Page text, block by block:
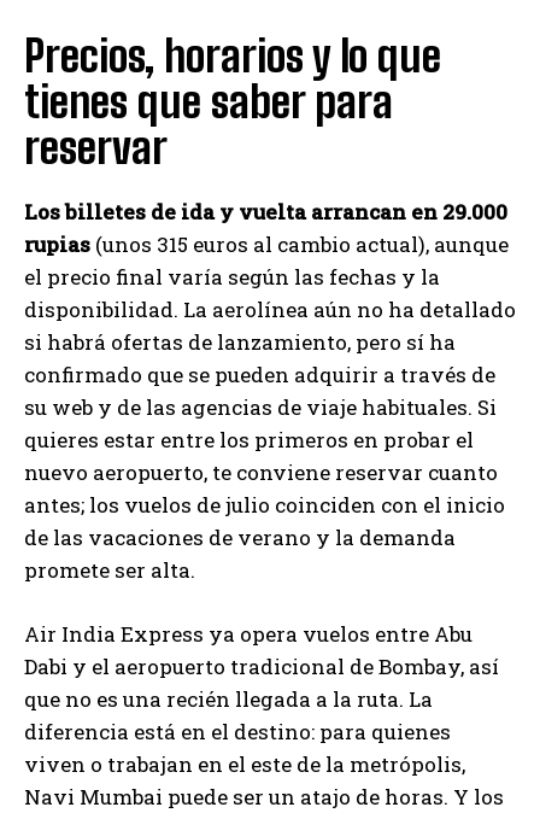
Precios, horarios y lo que
tienes que saber para
reservar
Los billetes de ida y vuelta arrancan en 29.000
rupias (unos 315 euros al cambio actual), aunque
el precio final varía según las fechas y la
disponibilidad. La aerolínea aún no ha detallado
si habrá ofertas de lanzamiento, pero sí ha
confirmado que se pueden adquirir a través de
su web y de las agencias de viaje habituales. Si
quieres estar entre los primeros en probar el
nuevo aeropuerto, te conviene reservar cuanto
antes; los vuelos de julio coinciden con el inicio
de las vacaciones de verano y la demanda
promete ser alta.
Air India Express ya opera vuelos entre Abu
Dabi y el aeropuerto tradicional de Bombay, así
que no es una recién llegada a la ruta. La
diferencia está en el destino: para quienes
viven o trabajan en el este de la metrópolis,
Navi Mumbai puede ser un atajo de horas. Y los